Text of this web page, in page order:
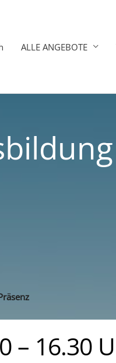
ALLE ANGEBOTE
– 16.30